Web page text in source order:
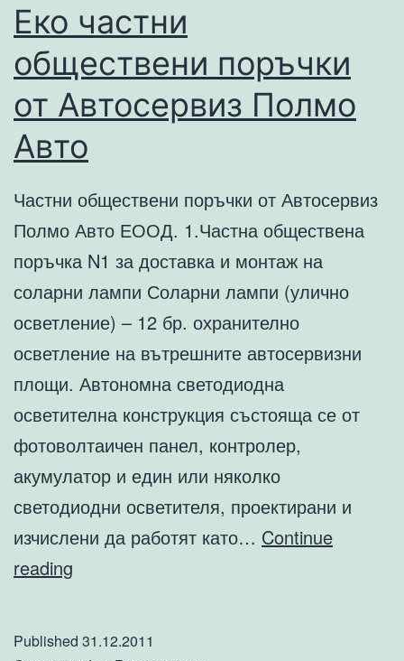
Еко частни
обществени поръчки
от Автосервиз Полмо
Авто
Частни обществени поръчки от Автосервиз
Полмо Авто ЕООД. 1.Частна обществена
поръчка N1 за доставка и монтаж на
соларни лампи Соларни лампи (улично
осветление) – 12 бр. охранително
осветление на вътрешните автосервизни
площи. Автономна светодиодна
осветителна конструкция състояща се от
фотоволтаичен панел, контролер,
акумулатор и един или няколко
светодиодни осветителя, проектирани и
изчислени да работят като… Continue
reading
Published 31.12.2011